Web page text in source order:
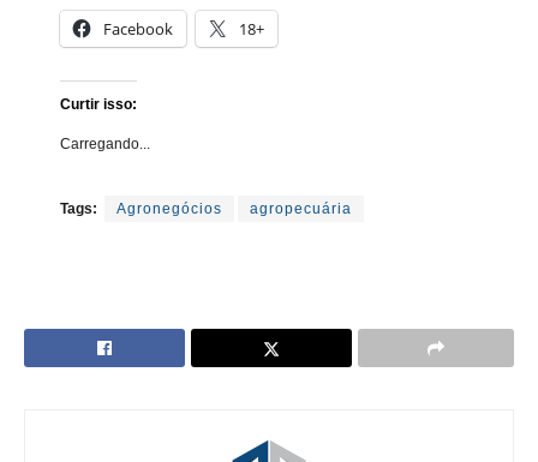
Facebook 18+
Curtir isso:
Carregando...
Tags: Agronegócios agropecuária